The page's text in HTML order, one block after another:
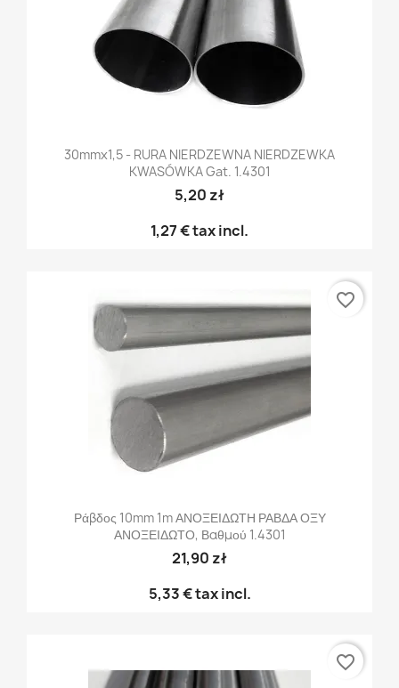
30mmx1,5 - RURA NIERDZEWNA NIERDZEWKA
KWASÓWKA Gat. 1.4301
5,20 zł
1,27 €tax incl.
Ράβδος 10mm 1m ΑΝΟΞΕΙΔΩΤΗ ΡΑΒΔΑ ΟΞΥ
ΑΝΟΞΕΙΔΩΤΟ, Βαθμού 1.4301
21,90 zł
5,33 €tax incl.
favorite_border
favorite_border